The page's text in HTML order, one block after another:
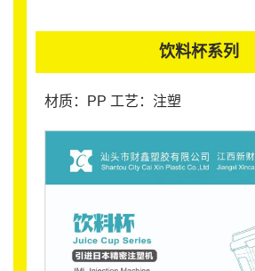
饮料杯系列
材质：PP 工艺：注塑